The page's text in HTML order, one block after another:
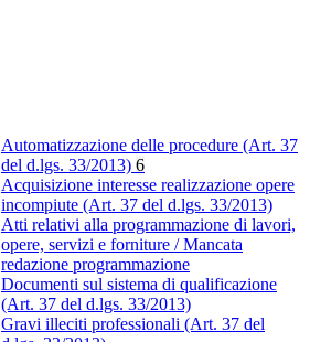
Automatizzazione delle procedure (Art. 37
del d.lgs. 33/2013) 6
Acquisizione interesse realizzazione opere
incompiute (Art. 37 del d.lgs. 33/2013)
Atti relativi alla programmazione di lavori,
opere, servizi e forniture / Mancata
redazione programmazione
Documenti sul sistema di qualificazione
(Art. 37 del d.lgs. 33/2013)
Gravi illeciti professionali (Art. 37 del